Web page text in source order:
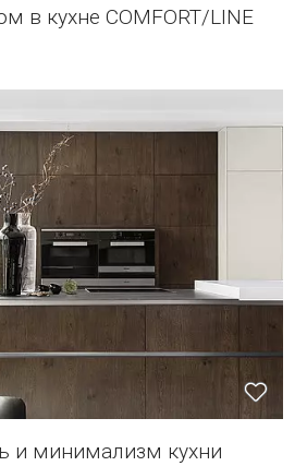
в кухне COMFORT/LINE
и минимализм кухни